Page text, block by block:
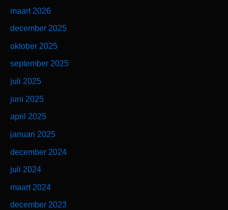
maart 2026
december 2025
oktober 2025
september 2025
juli 2025
juni 2025
april 2025
januari 2025
december 2024
juli 2024
maart 2024
december 2023